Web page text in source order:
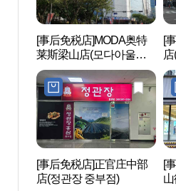
[事后免税店]MODA奥特
莱斯梁山店(모다아울렛
양산점)
[
[事后免税店]正官庄中部
店(정관장 중부점)
[